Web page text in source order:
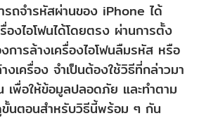
ถจำรหัสผ่านของ iPhone ได้
รื่องไอโฟนได้โดยตรง ผ่านการตั้ง
ารล้างเครื่องไอโฟนลืมรหัส หรือ
เครื่อง จำเป็นต้องใช้วิธีที่กล่าวมา
เพื่อให้ข้อมูลปลอดภัย และทำตาม
นตอนสำหรับวิธีนี้พร้อม ๆ กัน